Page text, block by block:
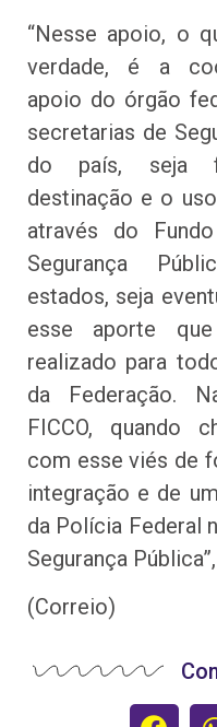
“Nesse apoio, o
verdade, é a
apoio do órgão
secretarias de
do país, seja
destinação e o
através do
Segurança
estados, seja
esse aporte
realizado para
da Federação.
FICCO, quando
com esse viés de
integração e de
da Polícia Federal
Segurança
(Correio)